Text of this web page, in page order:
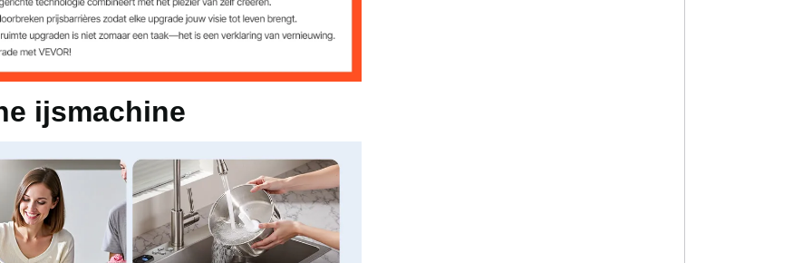
ijsmachine